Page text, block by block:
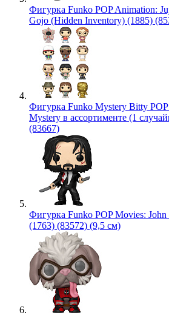
Фигурка Funko POP Animation:
Gojo (Hidden Inventory) (1885)
Фигурка Funko Mystery Bitty
Mystery в ассортименте (1
(83667)
Фигурка Funko POP Movies:
(1763) (83572) (9,5 см)